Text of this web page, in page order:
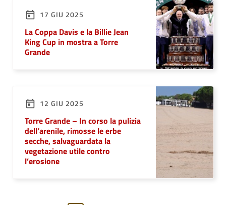
17 GIU 2025
La Coppa Davis e la Billie Jean
King Cup in mostra a Torre
Grande
12 GIU 2025
Torre Grande – In corso la pulizia
dell’arenile, rimosse le erbe
secche, salvaguardata la
vegetazione utile contro
l’erosione